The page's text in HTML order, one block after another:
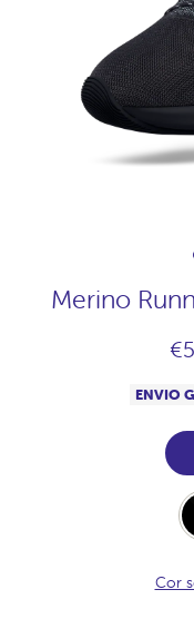
Merino
ENVIO
Full-
Cor